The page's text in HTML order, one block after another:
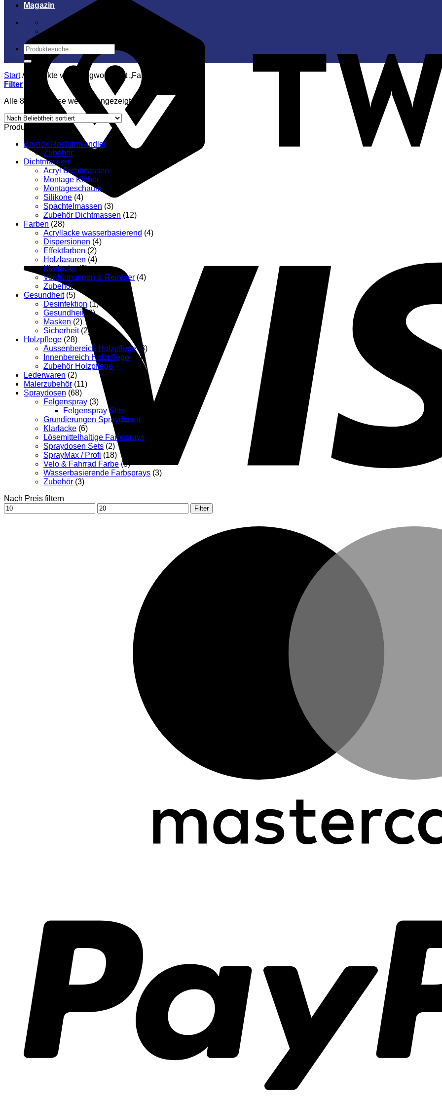
Magazin
Suchen
nach:
Start / Produkte verschlagwortet mit „Fahrrad“
Filter
Alle 8 Ergebnisse werden angezeigtNach
Beliebtheit
sortiert
Produktkategorien
Brunox Rostumwandler
Zubehör
Dichtmassen
Acryl Dichtmassen
Montage Kleber
Montageschaum
Silikone (4)
Spachtelmassen (3)
Zubehör Dichtmassen (12)
Farben (28)
Acryllacke wasserbasierend (4)
Dispersionen (4)
Effektfarben (2)
Holzlasuren (4)
Klarlacke (3)
Verdünnungen & Reiniger (4)
Zubehör
Gesundheit (5)
Desinfektion (1)
Gesundheit (2)
Masken (2)
Sicherheit (2)
Holzpflege (28)
Aussenbereich Holzpflege
(3)
Innenbereich Holzpflege
(14)
Zubehör Holzpflege
Lederwaren (2)
Malerzubehör (11)
Spraydosen (68)
Felgenspray (3)
Felgenspray Sets
Grundierungen Spraydosen
Klarlacke (6)
Lösemittelhaltige Farbsprays
Spraydosen Sets (2)
SprayMax / Profi (18)
Velo & Fahrrad Farbe (8)
Wasserbasierende Farbsprays (3)
Zubehör (3)
Nach Preis filtern
Min.
Preis
Max.
Preis
Filter